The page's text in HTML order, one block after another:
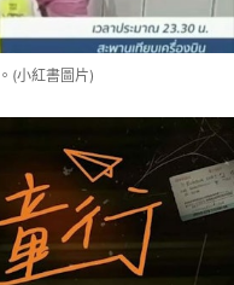
(小紅書圖片)